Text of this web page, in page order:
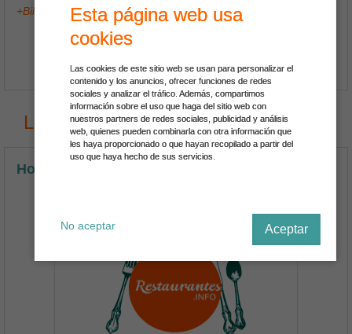
+Billauba, Nuestro mejor condimento, la Ilusion y el trabajo.
Ver Más
Los últimos Restaurantes en España
Hotel Restaurante Dulcinea de El Toboso
Esta página web usa
cookies
Las cookies de este sitio web se usan para personalizar el
contenido y los anuncios, ofrecer funciones de redes
sociales y analizar el tráfico. Además, compartimos
información sobre el uso que haga del sitio web con
nuestros partners de redes sociales, publicidad y análisis
web, quienes pueden combinarla con otra información que
les haya proporcionado o que hayan recopilado a partir del
uso que haya hecho de sus servicios.
No aceptar Aceptar